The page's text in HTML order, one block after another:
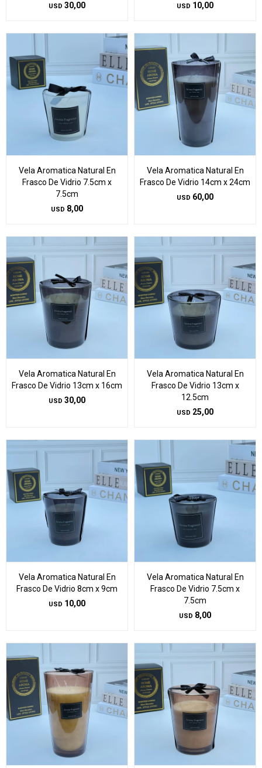
USD 30,00 USD 10,00
Vela Aromatica Natural En
Frasco De Vidrio 7.5cm x
7.5cm
USD 8,00
Vela Aromatica Natural En
Frasco De Vidrio 14cm x 24cm
USD 60,00
Vela Aromatica Natural En
Frasco De Vidrio 13cm x 16cm
USD 30,00
Vela Aromatica Natural En
Frasco De Vidrio 13cm x
12.5cm
USD 25,00
Vela Aromatica Natural En
Frasco De Vidrio 8cm x 9cm
USD 10,00
Vela Aromatica Natural En
Frasco De Vidrio 7.5cm x
7.5cm
USD 8,00